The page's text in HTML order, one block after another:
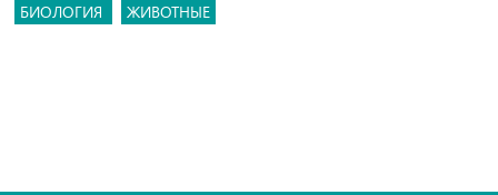
БИОЛОГИЯ ЖИВОТНЫЕ